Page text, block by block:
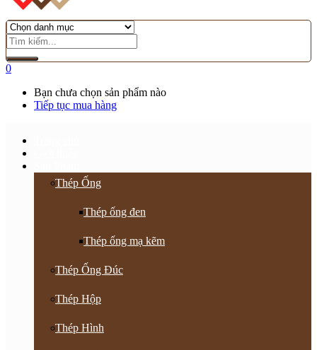
0
Bạn chưa chọn sản phẩm nào
Tiếp tục mua hàng
Thép Ống
Thép ống đen
Thép ống mạ kẽm
Thép Ống Đúc
Thép Hộp
Thép Hình